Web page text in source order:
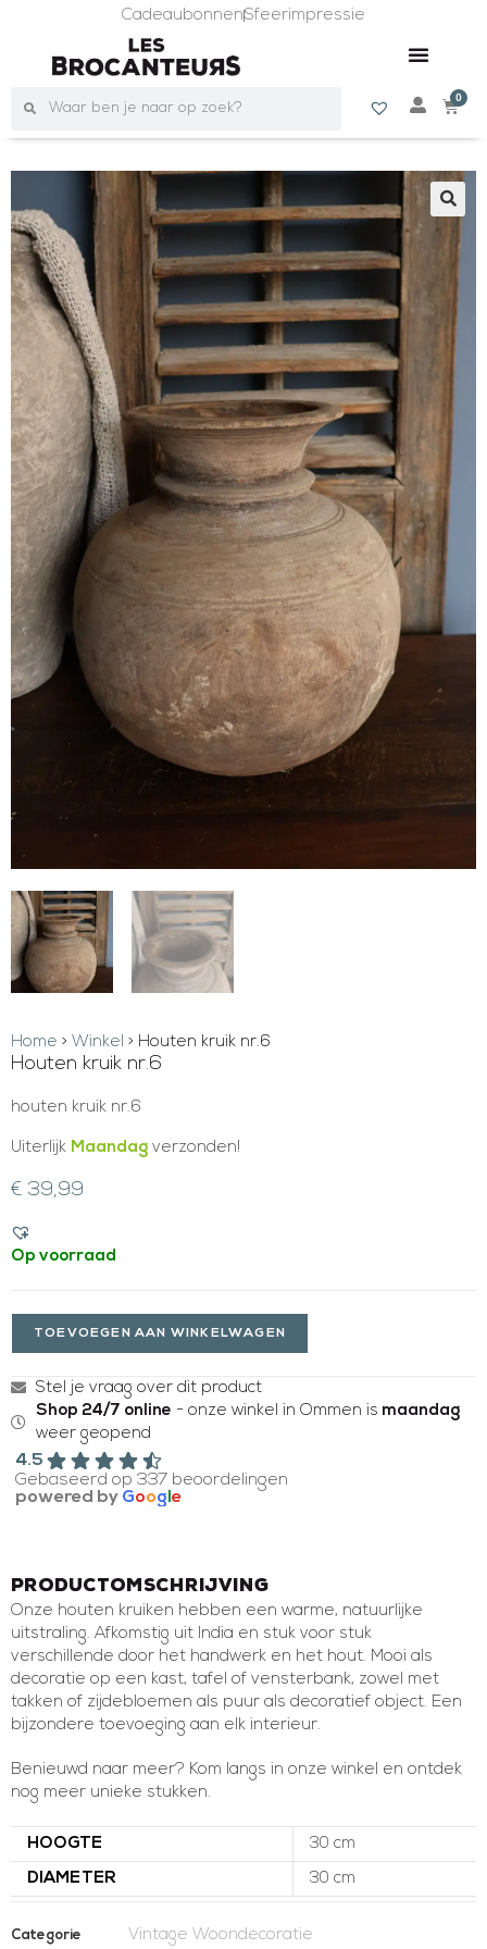
CadeaubonnenSfeerimpressie
0
Home > Winkel > Houten kruik nr.6
Houten kruik nr.6
houten kruik nr.6
Uiterlijk Maandag verzonden!
€ 39,99
Op voorraad
TOEVOEGEN AAN WINKELWAGEN
Stel je vraag over dit product
Shop 24/7 online - onze winkel in Ommen is maandag
weer geopend
4.5
Gebaseerd op 337 beoordelingen
powered by Goog e
Productomschrijving
Onze houten kruiken hebben een warme, natuurlijke
uitstraling. Afkomstig uit India en stuk voor stuk
verschillende door het handwerk en het hout. Mooi als
decoratie op een kast, tafel of vensterbank, zowel met
takken of zijdebloemen als puur als decoratief object. Een
bijzondere toevoeging aan elk interieur.
Benieuwd naar meer? Kom langs in onze winkel en ontdek
nog meer unieke stukken.
HOOGTE 30 cm
DIAMETER 30 cm
Categorie Vintage Woondecoratie